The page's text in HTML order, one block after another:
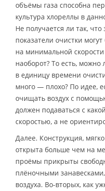
объёмы газа способна
культура хлореллы в
Не получается ли так,
показатели очистки
на минимальной
наоборот? То есть, можно
в единицу времени
много — плохо? По идее,
очищать воздух с
должен подаваться с
скоростью, а не
Далее. Конструкция,
открыта больше чем на
проёмы прикрыты
плёночными
воздуха. Во-вторых, как